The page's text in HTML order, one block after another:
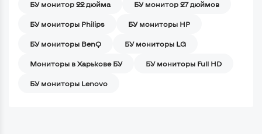
БУ монитор 22 дюйма БУ монитор 27 дюймов
БУ мониторы Philips БУ мониторы HP
БУ мониторы BenQ БУ мониторы LG
Мониторы в Харькове БУ БУ мониторы Full HD
БУ мониторы Lenovo